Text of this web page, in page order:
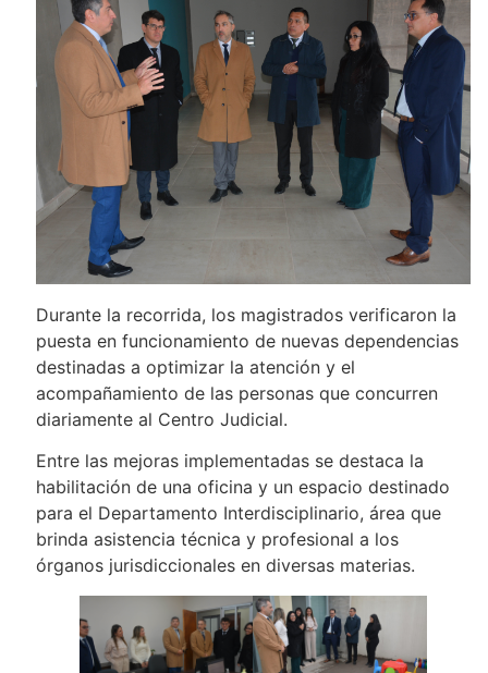
Durante la recorrida, los magistrados verificaron la
puesta en funcionamiento de nuevas dependencias
destinadas a optimizar la atención y el
acompañamiento de las personas que concurren
diariamente al Centro Judicial.
Entre las mejoras implementadas se destaca la
habilitación de una oficina y un espacio destinado
para el Departamento Interdisciplinario, área que
brinda asistencia técnica y profesional a los
órganos jurisdiccionales en diversas materias.